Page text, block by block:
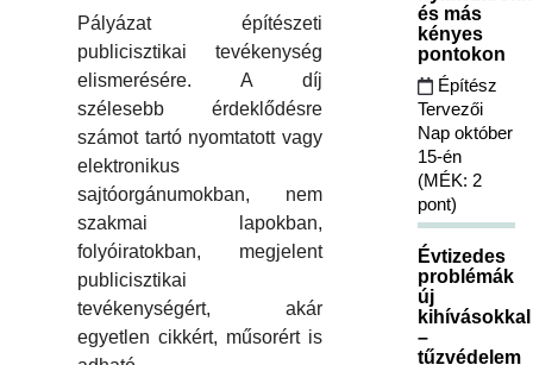
Pályázat építészeti
publicisztikai tevékenység
elismerésére. A díj
szélesebb érdeklődésre
számot tartó nyomtatott vagy
elektronikus
sajtóorgánumokban, nem
szakmai lapokban,
folyóiratokban, megjelent
publicisztikai
tevékenységért, akár
egyetlen cikkért, műsorért is
és más
kényes
pontokon
Építész
Tervezői
Nap október
15-én
(MÉK: 2
pont)
Évtizedes
problémák
új
kihívásokkal
–
tűzvédelem